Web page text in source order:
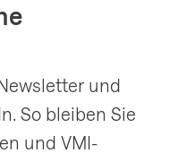
und
So bleiben Sie
und VMI-